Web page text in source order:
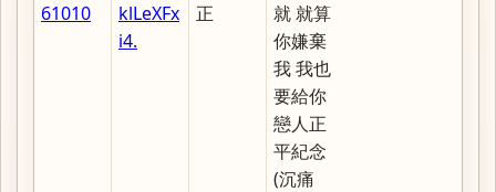
61010
klLeXFx
i4.
正
就 就算
你嫌棄
我 我也
要給你
戀人正
平紀念
(沉痛